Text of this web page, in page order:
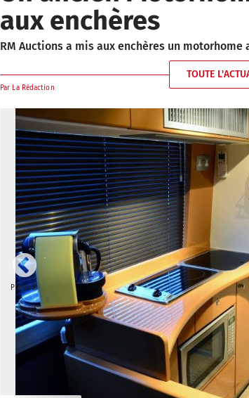
aux enchères
RM Auctions a mis aux enchères un
TOUTE
Par La Rédaction
Previous